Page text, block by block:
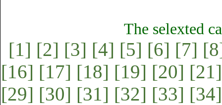
The selexted
[1] [2] [3] [4] [5] [6] [7]
[16] [17] [18] [19] [20] [21]
[29] [30] [31] [32] [33] [34]